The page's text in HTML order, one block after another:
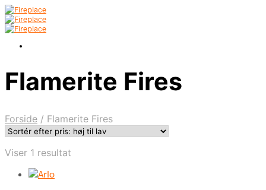
Flamerite Fires
Forside / Flamerite Fires
Viser 1 resultat